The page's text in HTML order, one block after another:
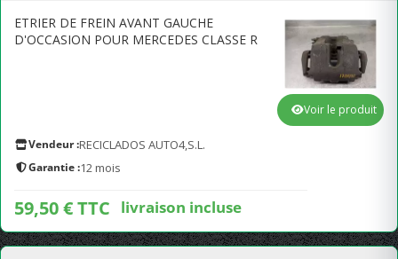
ETRIER DE FREIN AVANT GAUCHE
D'OCCASION POUR MERCEDES CLASSE R
Vendeur :RECICLADOS AUTO4,S.L.
Garantie :12 mois
59,50 € TTC livraison incluse
Voir le produit